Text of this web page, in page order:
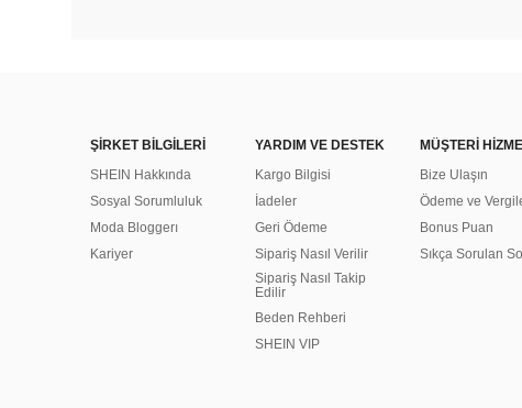
ŞİRKET BİLGİLERİ
SHEIN Hakkında
Sosyal Sorumluluk
Moda Bloggerı
Kariyer
YARDIM VE DESTEK
Kargo Bilgisi
İadeler
Geri Ödeme
Sipariş Nasıl Verilir
Sipariş Nasıl Takip
Edilir
Beden Rehberi
SHEIN VIP
MÜŞTERİ
Bize Ulaşın
Ödeme ve
Bonus Puan
Sıkça Sorulan